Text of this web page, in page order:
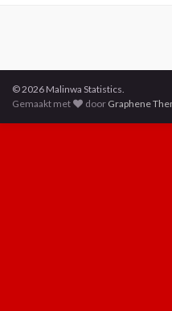
© 2026 Malinwa Statistics.
Gemaakt met
door Graphene